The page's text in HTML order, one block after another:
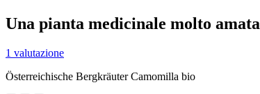
Una pianta medicinale molto amata
1 valutazione
Österreichische Bergkräuter Camomilla bio